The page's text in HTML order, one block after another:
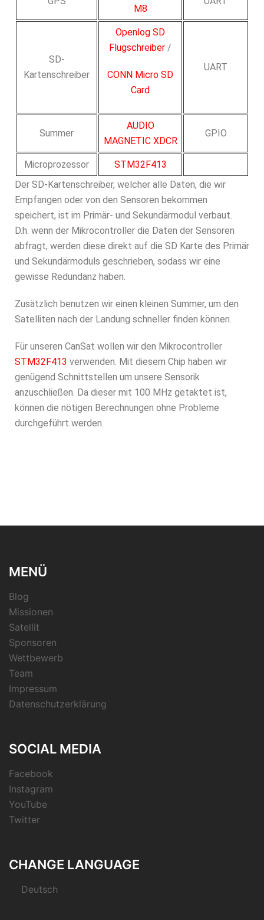
M8
SD-
Kartenschreiber
Openlog SD
Flugschreiber /
CONN Micro SD
Card
UART
Summer
AUDIO
MAGNETIC XDCR
GPIO
Microprozessor
STM32F413
Der SD-Kartenschreiber, welcher alle Daten, die wir
Empfangen oder von den Sensoren bekommen
speichert, ist im Primär- und Sekundärmodul verbaut.
D.h. wenn der Mikrocontroller die Daten der Sensoren
abfragt, werden diese direkt auf die SD Karte des Primär
und Sekundärmoduls geschrieben, sodass wir eine
gewisse Redundanz haben.
Zusätzlich benutzen wir einen kleinen Summer, um den
Satelliten nach der Landung schneller finden können.
Für unseren CanSat wollen wir den Mikrocontroller
STM32F413 verwenden. Mit diesem Chip haben wir
genügend Schnittstellen um unsere Sensorik
anzuschließen. Da dieser mit 100 MHz getaktet ist,
können die nötigen Berechnungen ohne Probleme
durchgeführt werden.
MENÜ
Blog
Missionen
Satellit
Sponsoren
Wettbewerb
Team
Impressum
Datenschutzerklärung
SOCIAL MEDIA
Facebook
Instagram
YouTube
Twitter
CHANGE LANGUAGE
Deutsch